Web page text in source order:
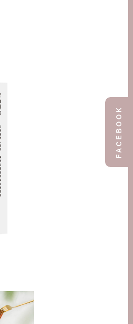
FACEBOOK